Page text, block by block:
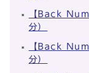
【Back
分）
【Back
分）